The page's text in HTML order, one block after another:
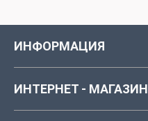
ИНФОРМАЦИЯ
ИНТЕРНЕТ - МАГАЗИН